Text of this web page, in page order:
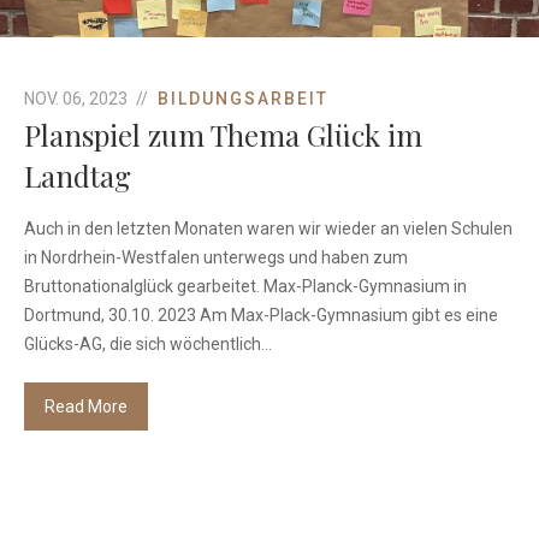
NOV. 06, 2023 BILDUNGSARBEIT
Planspiel zum Thema Glück im
Landtag
Auch in den letzten Monaten waren wir wieder an vielen Schulen
in Nordrhein-Westfalen unterwegs und haben zum
Bruttonationalglück gearbeitet. Max-Planck-Gymnasium in
Dortmund, 30.10. 2023 Am Max-Plack-Gymnasium gibt es eine
Glücks-AG, die sich wöchentlich...
Read More